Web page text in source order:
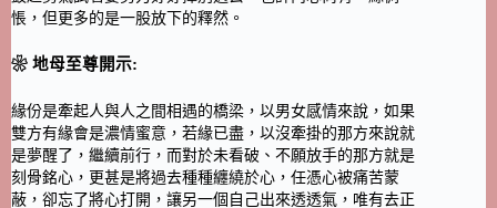
悵，但更多的是一股放下的釋然。
❀ 地母至尊開示:
緣份是牽起人與人之間相遇的橋梁，以男女感情來說，如果
雙方有緣會是濃情蜜意，若緣已盡，以沒牽掛的那方來說就
是夢醒了，繼續前行，而對於未看破、不願放手的那方就是
刻骨銘心，更甚是將過去種種纏繞於心，任憑心被痛苦蒙
蔽，卻忘了將心打開，讓另一個自己出來透透氣，唯有去正